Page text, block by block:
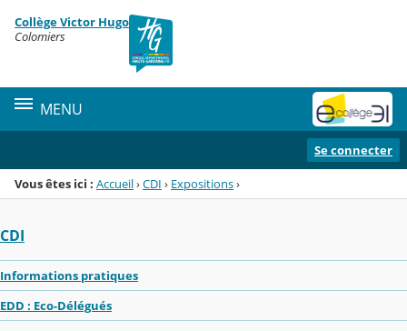
Menu de la rubrique
Contenu
Collège Victor Hugo
Colomiers
MENU
Se connecter
Vous êtes ici : Accueil›CDI › Expositions›
CDI
Informations pratiques
EDD : Eco-Délégués